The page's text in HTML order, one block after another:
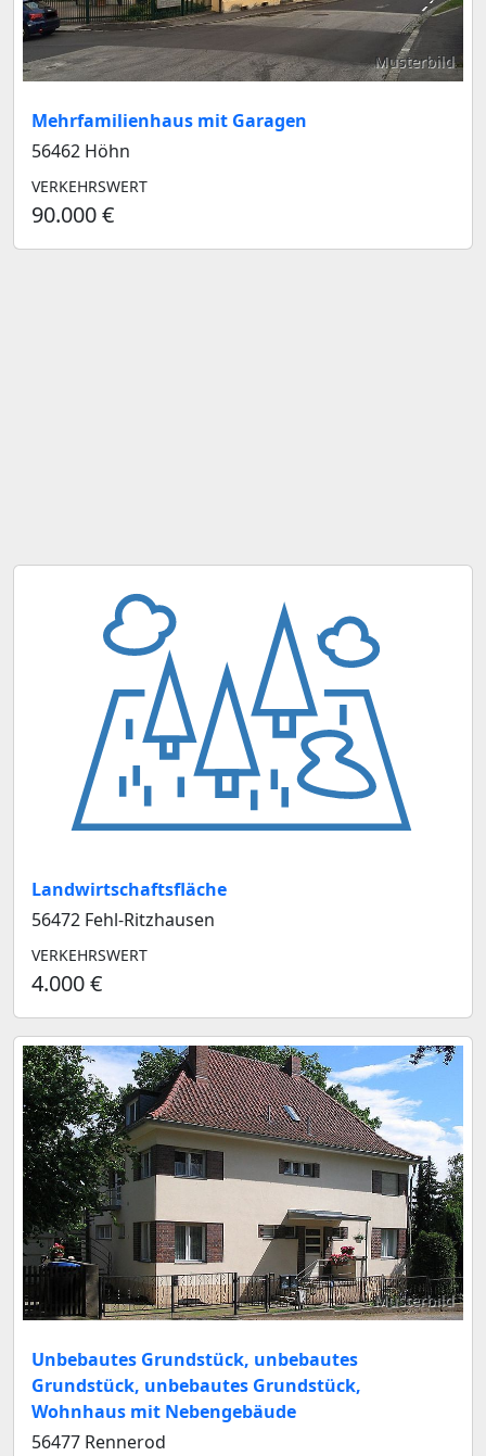
Musterbild
Mehrfamilienhaus mit Garagen
56462 Höhn
VERKEHRSWERT
90.000 €
Landwirtschaftsfläche
56472 Fehl-Ritzhausen
VERKEHRSWERT
4.000 €
Musterbild
Unbebautes Grundstück, unbebautes
Grundstück, unbebautes Grundstück,
Wohnhaus mit Nebengebäude
56477 Rennerod